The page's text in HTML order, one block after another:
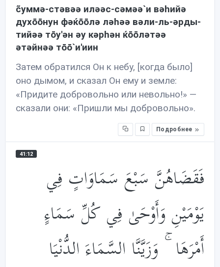
c̃уммə-стəвəə илəəс-сəмəə`и вəhийə
духōōнун фəќōōлə лəhəə вəли-ль-əрды-
тийəə тōу'əн əу кəрhəн ќōōлəтəə
əтəйнəə тōō`и'иин
Затем обратился Он к небу, [когда было]
оно дымом, и сказал Он ему и земле:
«Придите добровольно или невольно!» —
сказали они: «Пришли мы добровольно».
Подробнее
41:12
فَقَضَاهُنَّ سَبْعَ سَمَاوَاتٍ فِي
يَوْمَيْنِ وَأَوْحَىٰ فِي كُلِّ سَمَاءٍ
أَمْرَهَا ۚ وَزَيَّنَّا السَّمَاءَ الدُّنْيَا